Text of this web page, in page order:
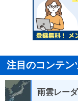
注目のコンテン
雨雲レー